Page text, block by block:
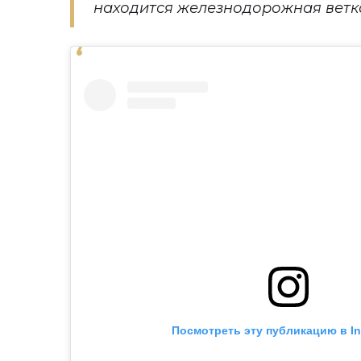
находится железнодорожная
Посмотреть эту публикацию в